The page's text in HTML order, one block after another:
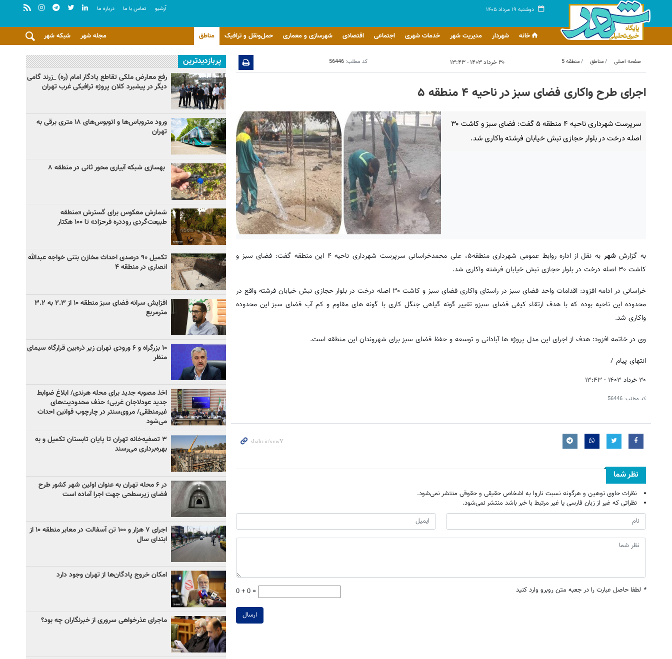
دوشنبه ۱۹ مرداد ۱۴۰۵ آرشيو تماس با ما درباره ما
خانه شهردار مدیریت شهر خدمات شهری اجتماعی اقتصادی شهرسازی و معماری حمل‌ونقل و ترافیک مناطق شبکه شهر مجله شهر
صفحه اصلی مناطق منطقه 5 ۳۰ خرداد ۱۴۰۳ - ۱۳:۴۳ کد مطلب: 56446
اجرای طرح واکاری فضای سبز در ناحیه ۴ منطقه ۵
سرپرست شهرداری ناحیه ۴ منطقه ۵ گفت: فضای سبز و کاشت ۳۰
اصله درخت در بلوار حجازی نبش خیابان فرشته واکاری شد.
به گزارششهر
به نقل از اداره روابط عمومی شهرداری منطقه۵، علی محمدخراسانی سرپرست شهرداری ناحیه ۴ این منطقه گفت: فضای سبز و
کاشت ۳۰ اصله درخت در بلوار حجازی نبش خیابان فرشته واکاری شد.
خراسانی در ادامه افزود: اقدامات واحد فضای سبز در راستای واکاری فضای سبز و کاشت ۳۰ اصله درخت در بلوار حجازی نبش خیابان فرشته واقع در
محدوده این ناحیه بوده که با هدف ارتقاء کیفی فضای سبزو تغییر گونه گیاهی جنگل کاری با گونه های مقاوم و کم آب فضای سبز این محدوده
واکاری شد.
وی در خاتمه افزود: هدف از اجرای این مدل پروژه ها آبادانی و توسعه و حفظ فضای سبز برای شهروندان این منطقه است.
انتهای پیام /
۳۰ خرداد ۱۴۰۳ - ۱۳:۴۳
کد مطلب: 56446
نظر شما
نظرات حاوی توهین و هرگونه نسبت ناروا به اشخاص حقیقی و حقوقی منتشر نمی‌شود.
نظراتی که غیر از زبان فارسی یا غیر مرتبط با خبر باشد منتشر نمی‌شود.
* لطفا حاصل عبارت را در جعبه متن روبرو وارد کنید 0 + 0 =
ارسال
پربازدیدترین
رفع معارض ملکی تقاطع یادگار امام (ره) _زرند گامی
دیگر در پیشبرد کلان پروژه‌ ترافیکی غرب تهران
ورود متروباس‌ها و اتوبوس‌های ۱۸ متری برقی به
تهران
بهسازی شبکه آبیاری محور ثانی در منطقه ۸
شمارش معکوس برای گسترش «منطقه
طبیعت‌گردی روددره فرحزاد» تا ۱۰۰ هکتار
تکمیل ۹۰ درصدی احداث مخازن بتنی خواجه عبدالله
انصاری در منطقه ۴
افزایش سرانه فضای سبز منطقه ۱۰ از ۲.۳ به ۳.۲
مترمربع
۱۰ بزرگراه و ۶ ورودی تهران زیر ذره‌بین قرارگاه سیمای
منظر
اخذ مصوبه جدید برای محله هرندی/ ابلاغ ضوابط
جدید عودلاجان غربی؛ حذف محدودیت‌های
غیرمنطقی/ مروی‌سنتر در چارچوب قوانین احداث
می‌شود
۳ ﺗﺼﻔﻴﻪ‌ﺧﺎﻧﻪ‌ تهران تا پایان تابستان تکمیل و به
بهره‌برداری می‌رسند
در ۶ محله تهران به عنوان اولین شهر کشور طرح
فضای زیرسطحی جهت اجرا آماده است
اجرای ۷ هزار و ۱۰۰ تن آسفالت در معابر منطقه ۱۰ از
ابتدای سال
امکان خروج پادگان‌ها از تهران وجود دارد
ماجرای عذرخواهی سروری از خبرنگاران چه بود؟